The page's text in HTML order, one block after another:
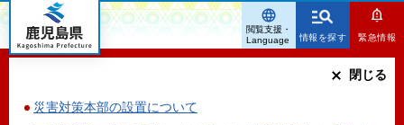
鹿児島県
情報を探す 緊急情報
災害対策本部の設置について
閉じる
閲覧支援・
Language